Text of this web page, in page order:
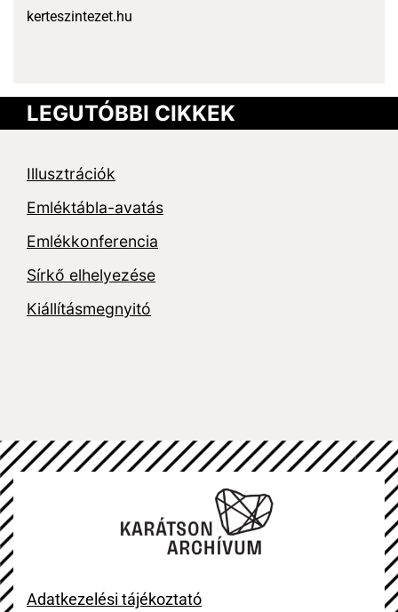
kerteszintezet.hu
LEGUTÓBBI CIKKEK
Illusztrációk
Emléktábla-avatás
Emlékkonferencia
Sírkő elhelyezése
Kiállításmegnyitó
Adatkezelési tájékoztató